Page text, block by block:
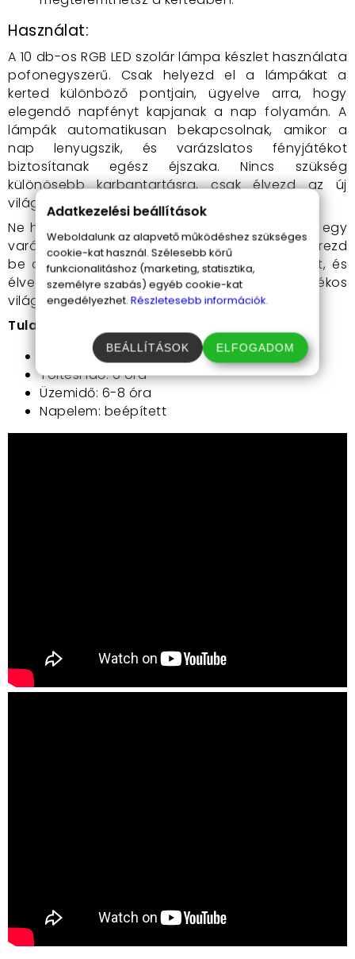
Használat:
A 10 db-os RGB LED szolár lámpa készlet használata
pofonegyszerű. Csak helyezd el a lámpákat a
kerted különböző pontjain, ügyelve arra, hogy
elegendő napfényt kapjanak a nap folyamán. A
lámpák automatikusan bekapcsolnak, amikor a
nap lenyugszik, és varázslatos fényjátékot
biztosítanak egész éjszaka. Nincs szükség
különösebb karbantartásra, csak élvezd az új
világítást!
Ne hagyd ki ezt a lehetőséget, hogy kertedet egy
varázslatos, fénnyel teli oázissá alakítsd! Szerezd
be a 10 db-os RGB LED szolár lámpa készletet, és
élvezd a környezetbarát, energiatakarékos
világítást minden este!
Tulajdonságok:
Akkumulátor: 600 Ni-MH
Töltési idő: 6 óra
Üzemidő: 6-8 óra
Napelem: beépített
Adatkezelési beállítások
Weboldalunk az alapvető működéshez szükséges
cookie-kat használ. Szélesebb körű
funkcionalitáshoz (marketing, statisztika,
személyre szabás) egyéb cookie-kat
engedélyezhet. Részletesebb információk.
BEÁLLÍTÁSOK ELFOGADOM